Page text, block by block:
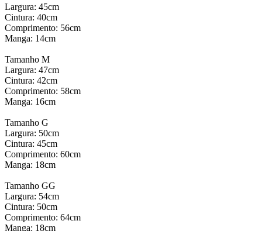
Largura: 45cm
Cintura: 40cm
Comprimento: 56cm
Manga: 14cm
Tamanho M
Largura: 47cm
Cintura: 42cm
Comprimento: 58cm
Manga: 16cm
Tamanho G
Largura: 50cm
Cintura: 45cm
Comprimento: 60cm
Manga: 18cm
Tamanho GG
Largura: 54cm
Cintura: 50cm
Comprimento: 64cm
Manga: 18cm